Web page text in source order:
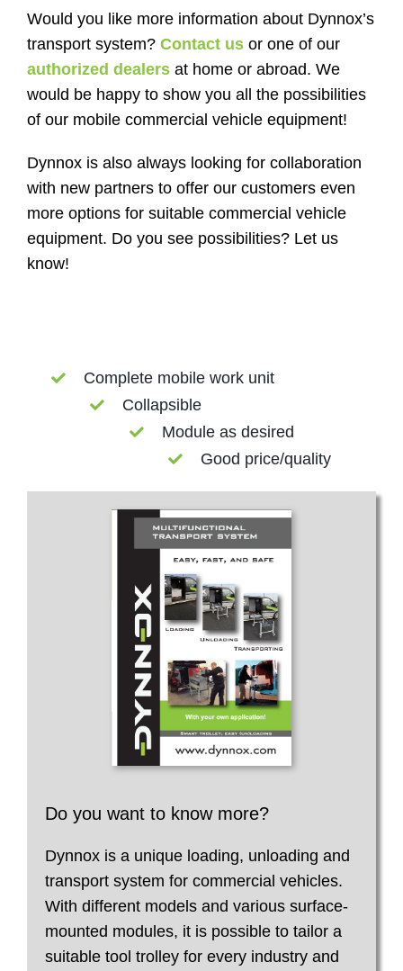
Would you like more information about Dynnox’s
transport system? Contact usor one of our
authorized dealersat home or abroad. We
would be happy to show you all the possibilities
of our mobile commercial vehicle equipment!
Dynnox is also always looking for collaboration
with new partners to offer our customers even
more options for suitable commercial vehicle
equipment. Do you see possibilities? Let us
know!
Complete mobile work unit
Collapsible
Module as desired
Good price/quality
Do you want to know more?
Dynnox is a unique loading, unloading and
transport system for commercial vehicles.
With different models and various surface-
mounted modules, it is possible to tailor a
suitable tool trolley for every industry and